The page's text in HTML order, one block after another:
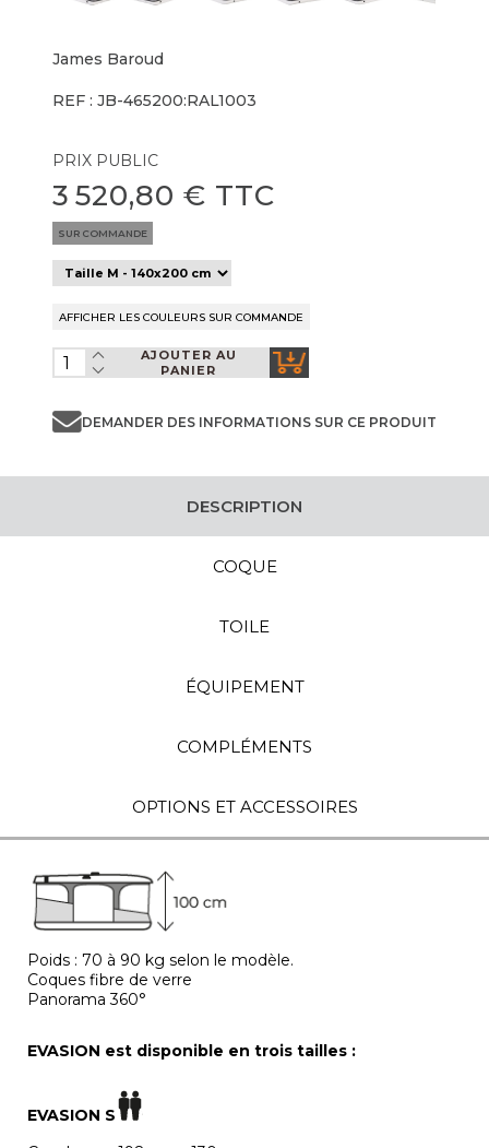
James Baroud
REF : JB-465200:RAL1003
PRIX PUBLIC
3 520,80 € TTC
SUR COMMANDE
AJOUTER AU
PANIER
DEMANDER DES INFORMATIONS SUR CE PRODUIT
DESCRIPTION
COQUE
TOILE
ÉQUIPEMENT
COMPLÉMENTS
OPTIONS ET ACCESSOIRES
Poids : 70 à 90 kg selon le modèle.
Coques fibre de verre
Panorama 360°
EVASION est disponible en trois tailles :
EVASION S